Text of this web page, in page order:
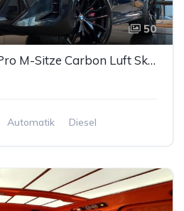
50
BMW X6 M-Sport Pro M-Sitze Carbon Luft SkyL AHK ACC
Automatik Diesel